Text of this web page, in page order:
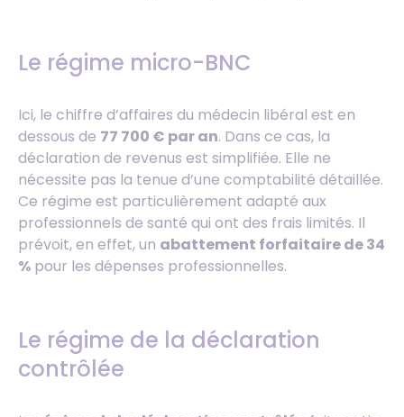
Le régime micro-BNC
Ici, le chiffre d’affaires du médecin libéral est en
dessous de 77 700 € par an. Dans ce cas, la
déclaration de revenus est simplifiée. Elle ne
nécessite pas la tenue d’une comptabilité détaillée.
Ce régime est particulièrement adapté aux
professionnels de santé qui ont des frais limités. Il
prévoit, en effet, un abattement forfaitaire de 34
% pour les dépenses professionnelles.
Le régime de la déclaration
contrôlée